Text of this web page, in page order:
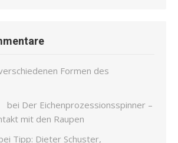
Formen des
bei Der Eichenprozessionsspinner –
mit den Raupen
Tipp: Dieter Schuster,